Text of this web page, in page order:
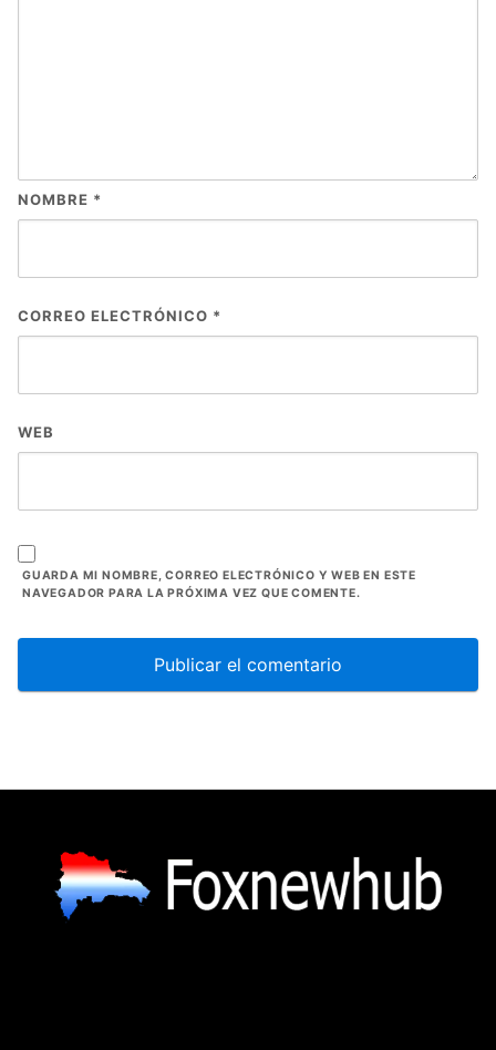
NOMBRE *
CORREO ELECTRÓNICO *
WEB
GUARDA MI NOMBRE, CORREO ELECTRÓNICO Y WEB EN ESTE
NAVEGADOR PARA LA PRÓXIMA VEZ QUE COMENTE.